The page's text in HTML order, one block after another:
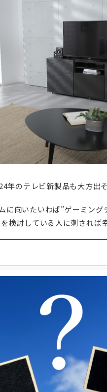
年のテレビ新製品も大方出そ
に向いたいわば”ゲーミング
検討している人に刺されば